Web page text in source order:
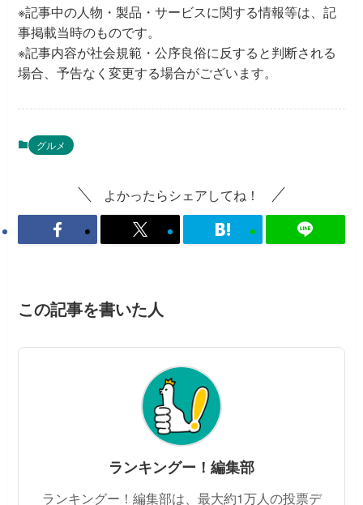
※記事中の人物・製品・サービスに関する情報等は、記
事掲載当時のものです。
※記事内容が社会規範・公序良俗に反すると判断される
場合、予告なく変更する場合がございます。
グルメ
よかったらシェアしてね！
この記事を書いた人
ランキングー！編集部
ランキングー！編集部は、最大約1万人の投票デ